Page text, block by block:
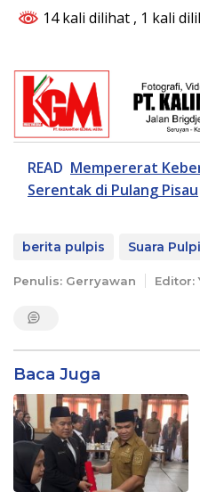
14 kali dilihat , 1 kali
READ Mempererat
Serentak di Pulang Pisau
berita pulpis Suara
Penulis: Gerryawan Editor:
Baca Juga